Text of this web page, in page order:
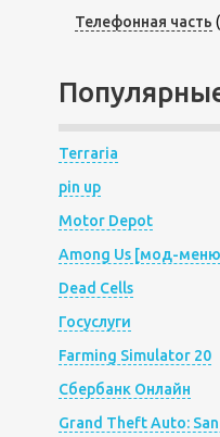
Телефонная часть
Terraria
pin up
Motor Depot
Among Us [мод-
Dead Cells
Госуслуги
Farming Simulator 20
Сбербанк Онлайн
Grand Theft Auto: